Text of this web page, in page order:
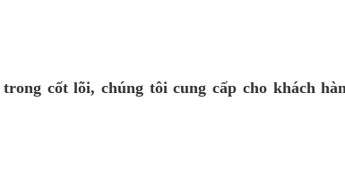
cốt lõi, chúng tôi cung cấp cho khách